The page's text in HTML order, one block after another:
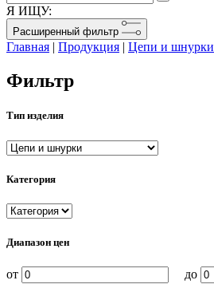
Я ИЩУ:
Расширенный фильтр
Главная | Продукция | Цепи и шнурки
Фильтр
Тип изделия
Категория
Диапазон цен
от до